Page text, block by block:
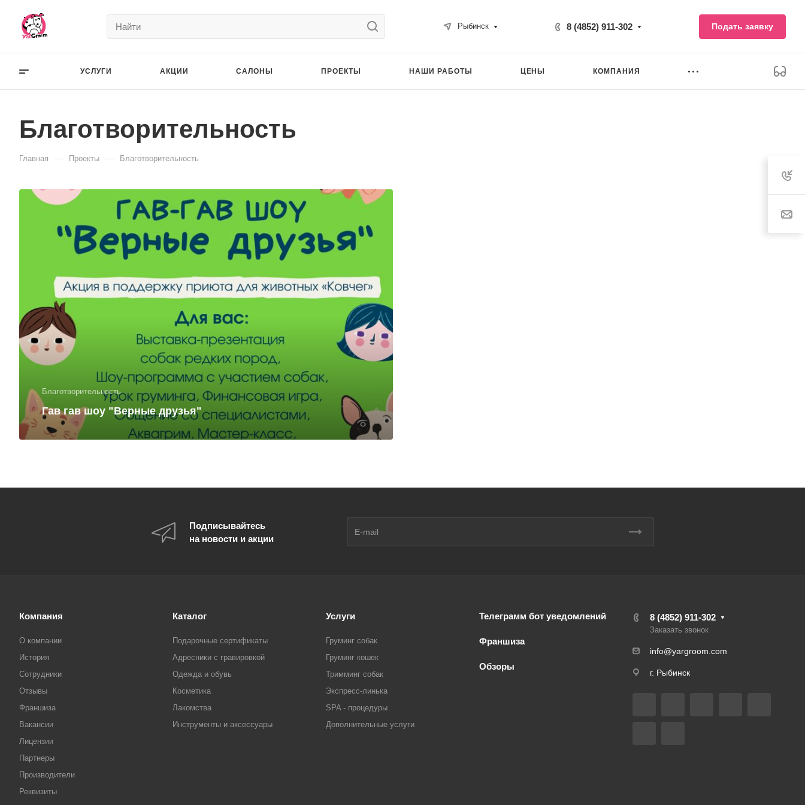
Рыбинск 8 (4852) 911-302 Подать заявку
УСЛУГИ АКЦИИ САЛОНЫ ПРОЕКТЫ НАШИ РАБОТЫ ЦЕНЫ КОМПАНИЯ
Благотворительность
Главная — Проекты — Благотворительность
Благотворительность
Гав гав шоу "Верные друзья"
Подписывайтесь
на новости и акции
Компания
О компании
История
Сотрудники
Отзывы
Франшиза
Вакансии
Лицензии
Партнеры
Производители
Реквизиты
Каталог
Подарочные сертификаты
Адресники с гравировкой
Одежда и обувь
Косметика
Лакомства
Инструменты и аксессуары
Услуги
Груминг собак
Груминг кошек
Тримминг собак
Экспресс-линька
SPA - процедуры
Дополнительные услуги
Телеграмм бот уведомлений
Франшиза
Обзоры
8 (4852) 911-302
Заказать звонок
info@yargroom.com
г. Рыбинск